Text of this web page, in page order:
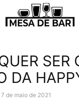
SER
DA
7 de maio de 2021